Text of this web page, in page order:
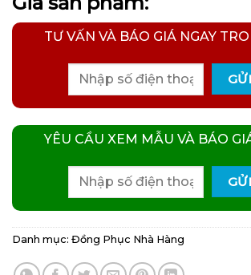
TƯ VẤN VÀ BÁO GIÁ NGAY
YÊU CẦU XEM MẪU VÀ BÁO
Danh mục: Đồng Phục Nhà Hàng